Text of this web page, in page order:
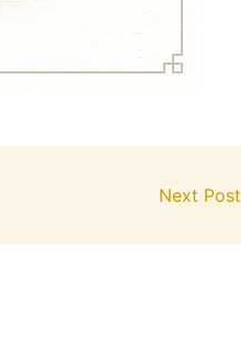
Next Post